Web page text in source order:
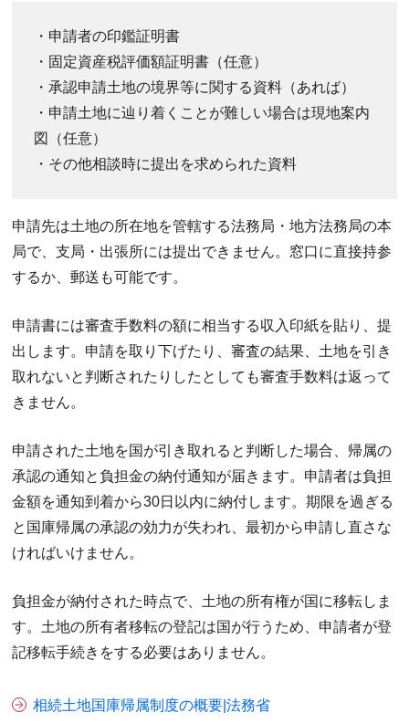
・申請者の印鑑証明書
・固定資産税評価額証明書（任意）
・承認申請土地の境界等に関する資料（あれば）
・申請土地に辿り着くことが難しい場合は現地案内
図（任意）
・その他相談時に提出を求められた資料
申請先は土地の所在地を管轄する法務局・地方法務局の本
局で、支局・出張所には提出できません。窓口に直接持参
するか、郵送も可能です。
申請書には審査手数料の額に相当する収入印紙を貼り、提
出します。申請を取り下げたり、審査の結果、土地を引き
取れないと判断されたりしたとしても審査手数料は返って
きません。
申請された土地を国が引き取れると判断した場合、帰属の
承認の通知と負担金の納付通知が届きます。申請者は負担
金額を通知到着から30日以内に納付します。期限を過ぎる
と国庫帰属の承認の効力が失われ、最初から申請し直さな
ければいけません。
負担金が納付された時点で、土地の所有権が国に移転しま
す。土地の所有者移転の登記は国が行うため、申請者が登
記移転手続きをする必要はありません。
相続土地国庫帰属制度の概要|法務省